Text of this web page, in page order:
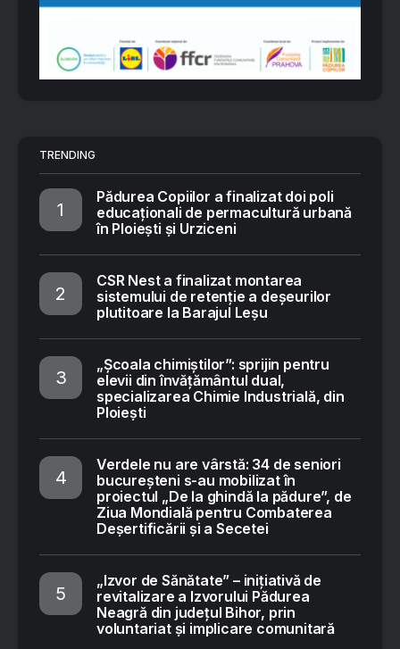
TRENDING
Pădurea Copiilor a finalizat doi poli
educaționali de permacultură urbană
în Ploiești și Urziceni
CSR Nest a finalizat montarea
sistemului de retenție a deșeurilor
plutitoare la Barajul Leșu
„Școala chimiștilor”: sprijin pentru
elevii din învățământul dual,
specializarea Chimie Industrială, din
Ploiești
Verdele nu are vârstă: 34 de seniori
bucureșteni s-au mobilizat în
proiectul „De la ghindă la pădure”, de
Ziua Mondială pentru Combaterea
Deșertificării și a Secetei
„Izvor de Sănătate” – inițiativă de
revitalizare a Izvorului Pădurea
Neagră din județul Bihor, prin
voluntariat și implicare comunitară